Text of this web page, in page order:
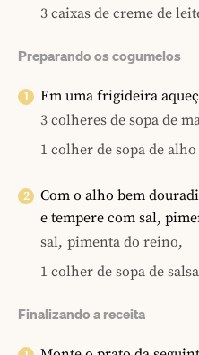
3 caixas de creme de
Preparando os cogumelos
Em uma frigideira
3 colheres de sopa de
1 colher de sopa de
Com o alho bem
e tempere com sal,
sal, pimenta do reino,
1 colher de sopa de
Finalizando a receita